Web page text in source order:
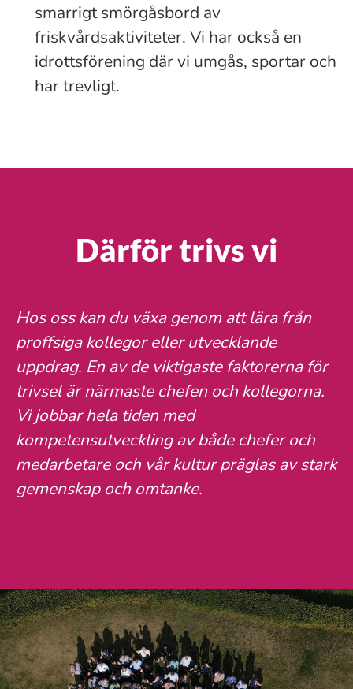
smarrigt smörgåsbord av
friskvårdsaktiviteter. Vi har också en
idrottsförening där vi umgås, sportar och
har trevligt.
Därför trivs vi
Hos oss kan du växa genom att lära från
proffsiga kollegor eller utvecklande
uppdrag. En av de viktigaste faktorerna för
trivsel är närmaste chefen och kollegorna.
Vi jobbar hela tiden med
kompetensutveckling av både chefer och
medarbetare och vår kultur präglas av stark
gemenskap och omtanke.